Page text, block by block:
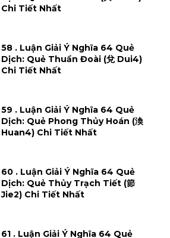
Chi Tiết Nhất
58 . Luận Giải Ý Nghĩa 64 Quẻ
Dịch: Quẻ Thuần Đoài (兌 Dui4)
Chi Tiết Nhất
59 . Luận Giải Ý Nghĩa 64 Quẻ
Dịch: Quẻ Phong Thủy Hoán (渙
Huan4) Chi Tiết Nhất
60 . Luận Giải Ý Nghĩa 64 Quẻ
Dịch: Quẻ Thủy Trạch Tiết (節
Jie2) Chi Tiết Nhất
61 . Luận Giải Ý Nghĩa 64 Quẻ